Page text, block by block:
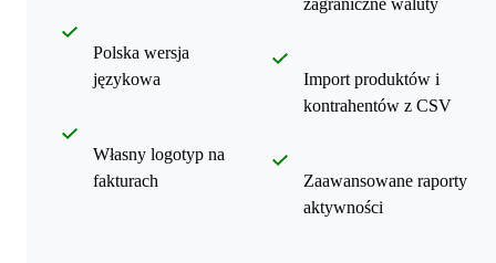
Polska wersja
językowa
Własny logotyp na
fakturach
Import produktów i
kontrahentów z CSV
Zaawansowane raporty
aktywności